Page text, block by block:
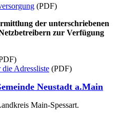
(PDF)
der unterschriebenen
zur Verfügung
Adressliste (PDF)
Neustadt a.Main
Main-Spessart.